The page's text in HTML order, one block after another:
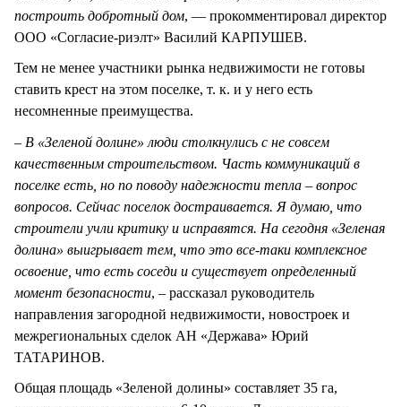
построить добротный дом, — прокомментировал директор
ООО «Согласие-риэлт» Василий КАРПУШЕВ.
Тем не менее участники рынка недвижимости не готовы
ставить крест на этом поселке, т. к. и у него есть
несомненные преимущества.
– В «Зеленой долине» люди столкнулись с не совсем
качественным строительством. Часть коммуникаций в
поселке есть, но по поводу надежности тепла – вопрос
вопросов. Сейчас поселок достраивается. Я думаю, что
строители учли критику и исправятся. На сегодня «Зеленая
долина» выигрывает тем, что это все-таки комплексное
освоение, что есть соседи и существует определенный
момент безопасности, – рассказал руководитель
направления загородной недвижимости, новостроек и
межрегиональных сделок АН «Держава» Юрий
ТАТАРИНОВ.
Общая площадь «Зеленой долины» составляет 35 га,